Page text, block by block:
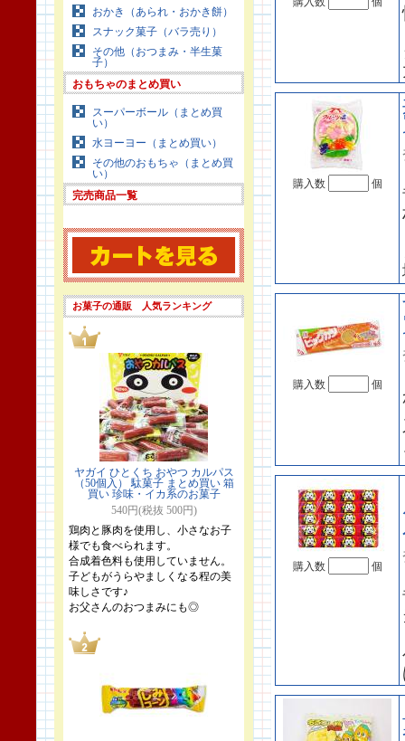
おかき（あられ・おかき餅）
スナック菓子（バラ売り）
その他（おつまみ・半生菓
子）
おもちゃのまとめ買い
スーパーボール（まとめ買
い）
水ヨーヨー（まとめ買い）
その他のおもちゃ（まとめ買
い）
完売商品一覧
お菓子の通販 人気ランキング
ヤガイ ひとくち おやつ カルパス
（50個入） 駄菓子 まとめ買い 箱
買い 珍味・イカ系のお菓子
540円(税抜 500円)
鶏肉と豚肉を使用し、小さなお子
様でも食べられます。
合成着色料も使用していません。
子どもがうらやましくなる程の美
味しさです♪
お父さんのおつまみにも◎
購入数 個
購入数 個
購入数 個